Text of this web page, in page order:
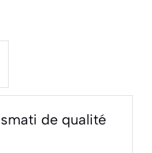
de qualité